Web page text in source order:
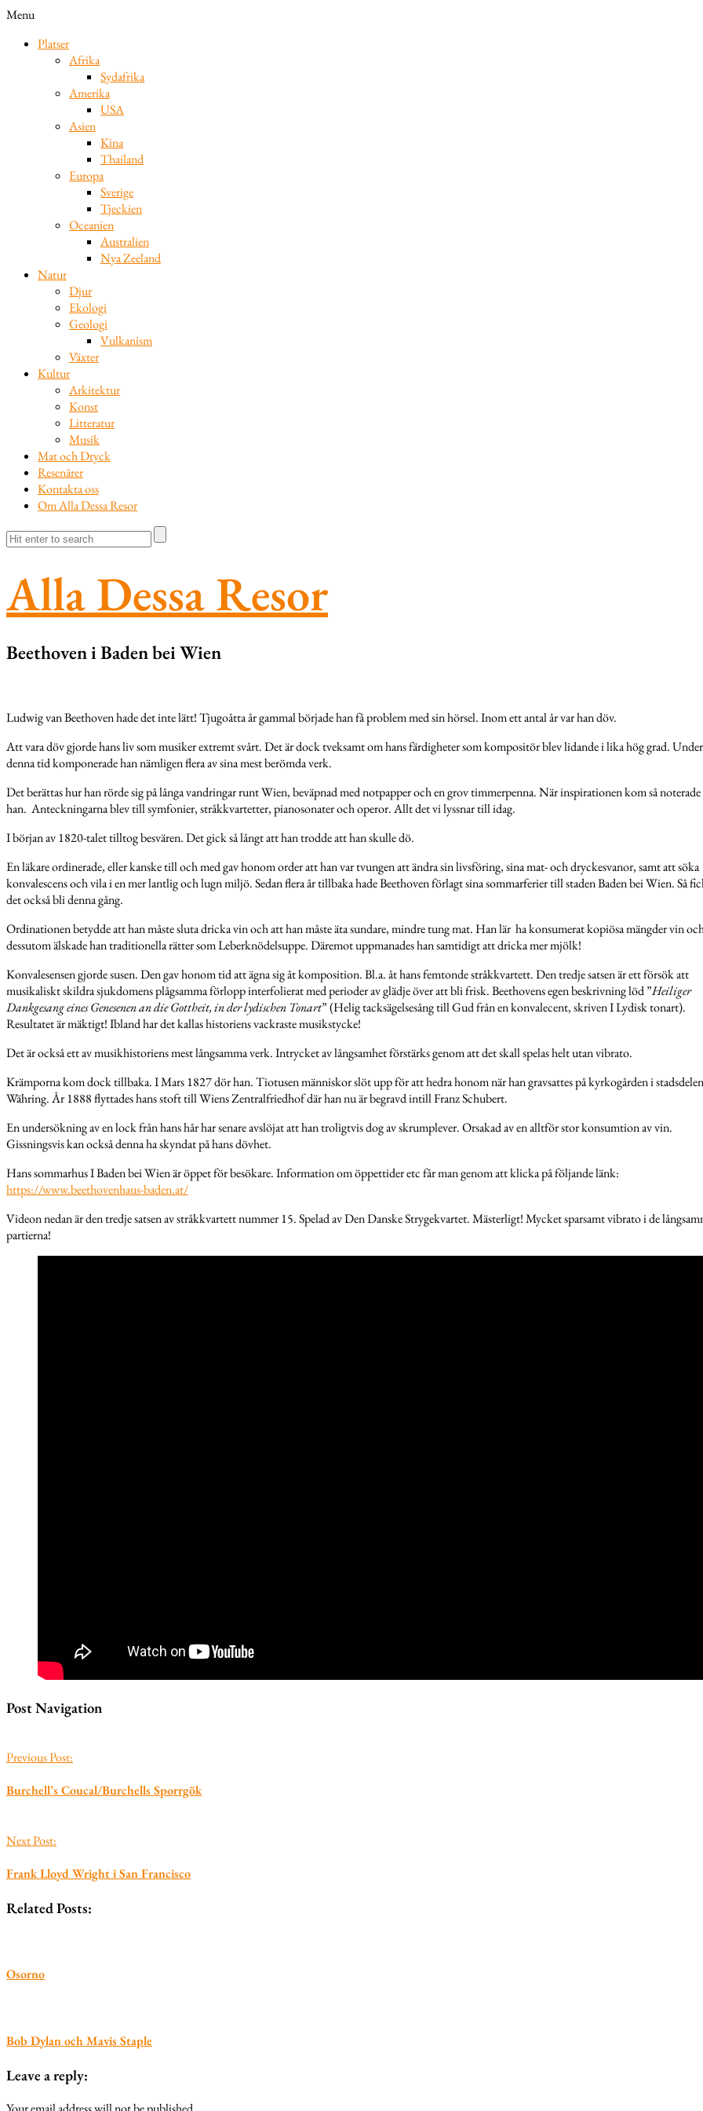
Menu
Platser
Afrika
Sydafrika
Amerika
USA
Asien
Kina
Thailand
Europa
Sverige
Tjeckien
Oceanien
Australien
Nya Zeeland
Natur
Djur
Ekologi
Geologi
Vulkanism
Växter
Kultur
Arkitektur
Konst
Litteratur
Musik
Mat och Dryck
Resenärer
Kontakta oss
Om Alla Dessa Resor
Alla Dessa Resor
Beethoven i Baden bei Wien
Ludwig van Beethoven hade det inte lätt! Tjugoåtta år gammal började han få problem med sin hörsel. Inom ett antal år var han döv.
Att vara döv gjorde hans liv som musiker extremt svårt. Det är dock tveksamt om hans färdigheter som kompositör blev lidande i lika hög grad. Under
denna tid komponerade han nämligen flera av sina mest berömda verk.
Det berättas hur han rörde sig på långa vandringar runt Wien, beväpnad med notpapper och en grov timmerpenna. När inspirationen kom så noterade
han. Anteckningarna blev till symfonier, stråkkvartetter, pianosonater och operor. Allt det vi lyssnar till idag.
I början av 1820-talet tilltog besvären. Det gick så långt att han trodde att han skulle dö.
En läkare ordinerade, eller kanske till och med gav honom order att han var tvungen att ändra sin livsföring, sina mat- och dryckesvanor, samt att söka
konvalescens och vila i en mer lantlig och lugn miljö. Sedan flera år tillbaka hade Beethoven förlagt sina sommarferier till staden Baden bei Wien. Så
det också bli denna gång.
Ordinationen betydde att han måste sluta dricka vin och att han måste äta sundare, mindre tung mat. Han lär ha konsumerat kopiösa mängder vin
dessutom älskade han traditionella rätter som Leberknödelsuppe. Däremot uppmanades han samtidigt att dricka mer mjölk!
Konvalesensen gjorde susen. Den gav honom tid att ägna sig åt komposition. Bl.a. åt hans femtonde stråkkvartett. Den tredje satsen är ett försök att
musikaliskt skildra sjukdomens plågsamma förlopp interfolierat med perioder av glädje över att bli frisk. Beethovens egen beskrivning löd ”Heiliger
Dankgesang eines Genesenen an die Gottheit, in der lydischen Tonart” (Helig tacksägelsesång till Gud från en konvalecent, skriven I Lydisk tonart).
Resultatet är mäktigt! Ibland har det kallas historiens vackraste musikstycke!
Det är också ett av musikhistoriens mest långsamma verk. Intrycket av långsamhet förstärks genom att det skall spelas helt utan vibrato.
Krämporna kom dock tillbaka. I Mars 1827 dör han. Tiotusen människor slöt upp för att hedra honom när han gravsattes på kyrkogården i stadsdelen
Währing. År 1888 flyttades hans stoft till Wiens Zentralfriedhof där han nu är begravd intill Franz Schubert.
En undersökning av en lock från hans hår har senare avslöjat att han troligtvis dog av skrumplever. Orsakad av en alltför stor konsumtion av vin.
Gissningsvis kan också denna ha skyndat på hans dövhet.
Hans sommarhus I Baden bei Wien är öppet för besökare. Information om öppettider etc får man genom att klicka på följande länk:
https://www.beethovenhaus-baden.at/
Videon nedan är den tredje satsen av stråkkvartett nummer 15. Spelad av Den Danske Strygekvartet. Mästerligt! Mycket sparsamt vibrato i de
partierna!
Post Navigation
Previous Post:
Burchell’s Coucal/Burchells Sporrgök
Next Post:
Frank Lloyd Wright i San Francisco
Related Posts:
Osorno
Bob Dylan och Mavis Staple
Leave a reply: